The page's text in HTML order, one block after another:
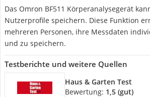
Das Omron BF511 Körperanalysegerät
Nutzerprofile speichern. Diese Funktion
mehreren Personen, ihre Messdaten
und zu speichern.
Testberichte und weitere Quellen
Haus & Garten Test
Bewertung: 1,5 (gut)